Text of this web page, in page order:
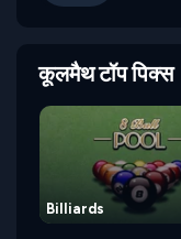
कूलमैथ टॉप पिक्स
Billiards